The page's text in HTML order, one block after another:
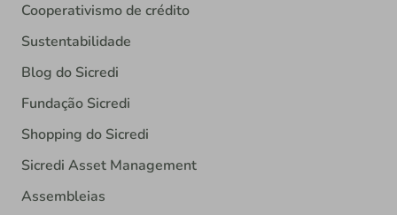
Cooperativismo de crédito
Sustentabilidade
Blog do Sicredi
Fundação Sicredi
Shopping do Sicredi
Sicredi Asset Management
Assembleias